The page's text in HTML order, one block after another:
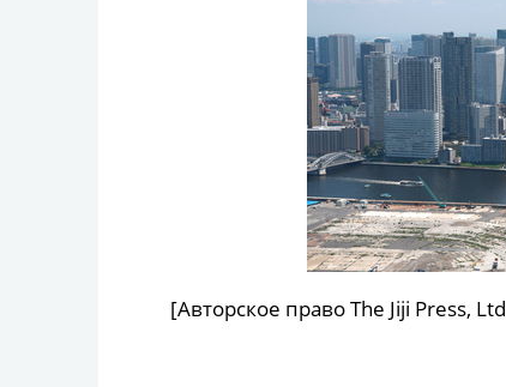
[Авторское право The Jiji Press,